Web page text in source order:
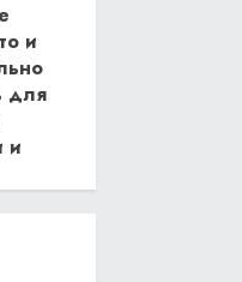
и
для
и